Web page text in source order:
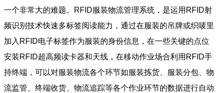
一个非常大的难题。RFID服装物流管理系统，是运用RFID射
频识别技术快速多标签阅读能力，通过在服装的吊牌或织唛里
加入RFID电子标签作为服装的身份信息，在一些关键的点位
安装RFID超高频读卡器和天线，在移动作业场合利用RFID手
持终端，可以对服装物流各个环节如服装拣货、服装分包、物
流监管、终端收货、物流追踪等各个作业环节的数据进行自动